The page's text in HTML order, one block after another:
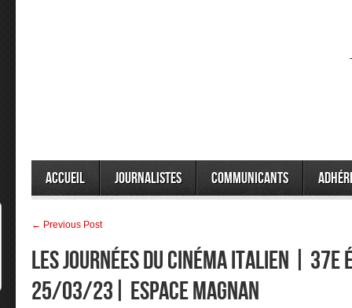
Accueil Journalistes Communicants
← Previous Post
LES JOURNÉES DU CINÉMA ITALIEN |
25/03/23| Espace Magnan